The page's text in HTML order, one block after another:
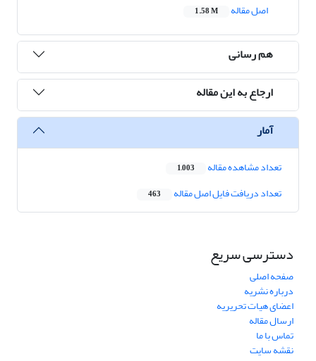
اصل مقاله
1.58 M
هم رسانی
ارجاع به این مقاله
آمار
تعداد مشاهده مقاله 1,003
تعداد دریافت فایل اصل مقاله 463
دسترسی سریع
صفحه اصلی
درباره نشریه
اعضای هیات تحریریه
ارسال مقاله
تماس با ما
نقشه سایت